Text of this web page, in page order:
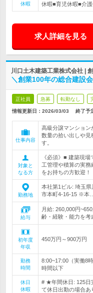
休暇
休暇■育児休暇■介
求人詳細を見る
川口土木建築工業株式会社 |
＼創業100年の総合建設
正社員 急募 転勤なし
情報更新日：2026/03/03 終了予
仕事内容
高級分譲マンション
数量の拾い出しや見
す。
対象と
なる方
《必須》■ 建築現
工管理や積算の実
をお持ちの方歓迎！
勤務地
本社第1ビル: 埼玉
市本町4-16-15 ※本…
給与
月給: 260,000円
齢・経験・能力を考
初年度
年収
450万円～900万円
勤務
時間
8:00~17:00（実働8
時間以下
休日
休暇
# ★年間休日: 125日
て休日出勤の場合あ